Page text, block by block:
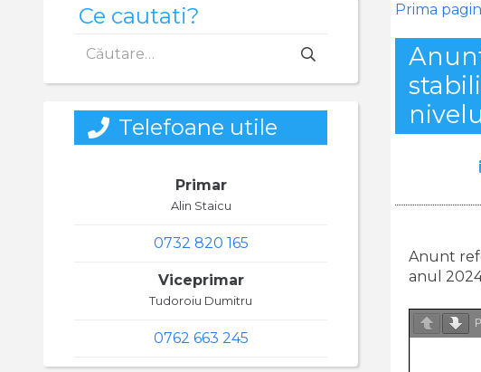
Prima
Anunt
anul
Ce cautati?
după:
Telefoane utile
Primar
Alin Staicu
0732 820 165
Viceprimar
Tudoroiu Dumitru
0762 663 245